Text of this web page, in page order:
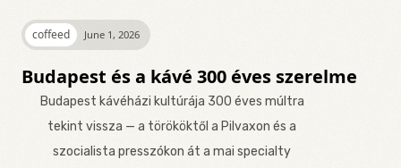
coffeed June 1, 2026
Budapest és a kávé 300 éves szerelme
Budapest kávéházi kultúrája 300 éves múltra
tekint vissza — a törököktől a Pilvaxon és a
szocialista presszókon át a mai specialty